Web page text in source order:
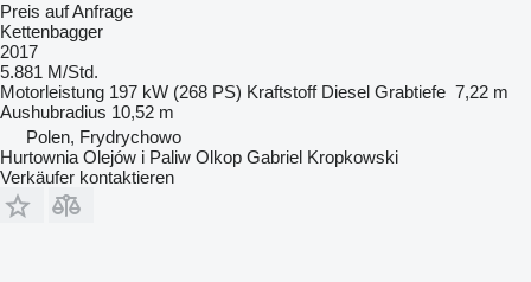
Preis auf Anfrage
Kettenbagger
2017
5.881 M/Std.
Motorleistung 197 kW (268 PS) Kraftstoff Diesel Grabtiefe 7,22 m
Aushubradius 10,52 m
Polen, Frydrychowo
Hurtownia Olejów i Paliw Olkop Gabriel Kropkowski
Verkäufer kontaktieren